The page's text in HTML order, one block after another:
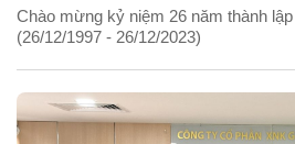
Chào mừng kỷ niệm 26 năm thành
(26/12/1997 - 26/12/2023)